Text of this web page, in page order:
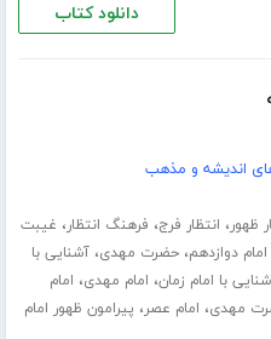
دانلود کتاب
اندیشه و مذهب
ظهور، انتظار فرج، فرهنگ انتظار، غیبت
دوازدهم،حضرت مهدی،آشنایی با
با امام زمان، امام مهدی، امام
مهدی، امام عصر، پیرامون ظهور امام